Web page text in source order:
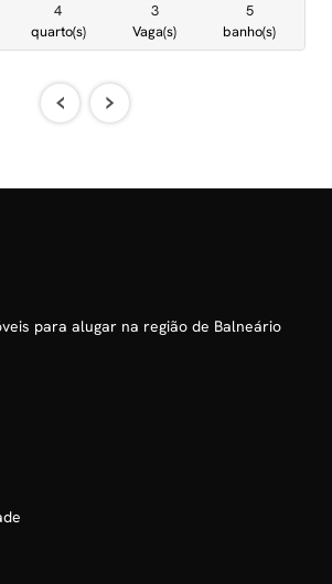
4
quarto(s)
3
Vaga(s)
5
banho(s)
‹ ›
para alugar na região de Balneário